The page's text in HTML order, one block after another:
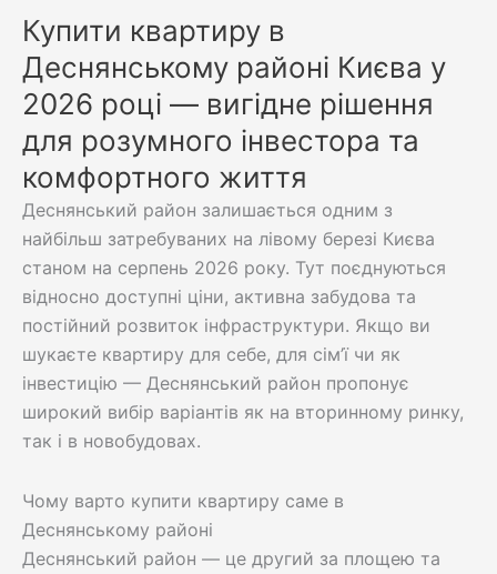
Купити квартиру в
Деснянському районі Києва у
2026 році — вигідне рішення
для розумного інвестора та
комфортного життя
Деснянський район залишається одним з
найбільш затребуваних на лівому березі Києва
станом на серпень 2026 року. Тут поєднуються
відносно доступні ціни, активна забудова та
постійний розвиток інфраструктури. Якщо ви
шукаєте квартиру для себе, для сім’ї чи як
інвестицію — Деснянський район пропонує
широкий вибір варіантів як на вторинному ринку,
так і в новобудовах.
Чому варто купити квартиру саме в
Деснянському районі
Деснянський район — це другий за площею та